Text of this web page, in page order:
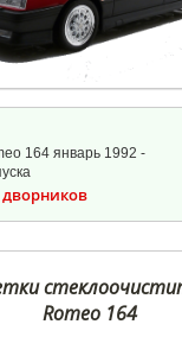
164 январь 1992 -
дворников
Romeo 164